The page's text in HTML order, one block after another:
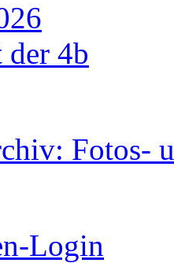
4b
Fotos-
Login